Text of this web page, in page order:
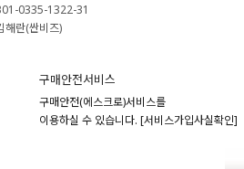
0335-1322-31
해란(싼비즈)
구매안전서비스
구매안전(에스크로)서비스를
이용하실 수 있습니다. [서비스가입사실확인]